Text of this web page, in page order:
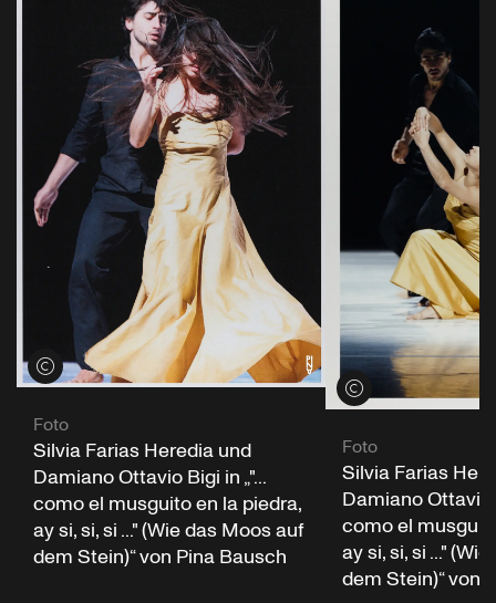
Credits öffnen
Foto
Silvia Farias Heredia und
Damiano Ottavio Bigi in „"...
como el musguito en la piedra,
ay si, si, si ..." (Wie das Moos auf
dem Stein)“ von Pina Bausch
Credits öffnen
Foto
Silvia Farias
Damiano Ottavio
como el
ay si, si, si ..."
dem Stein)“ von